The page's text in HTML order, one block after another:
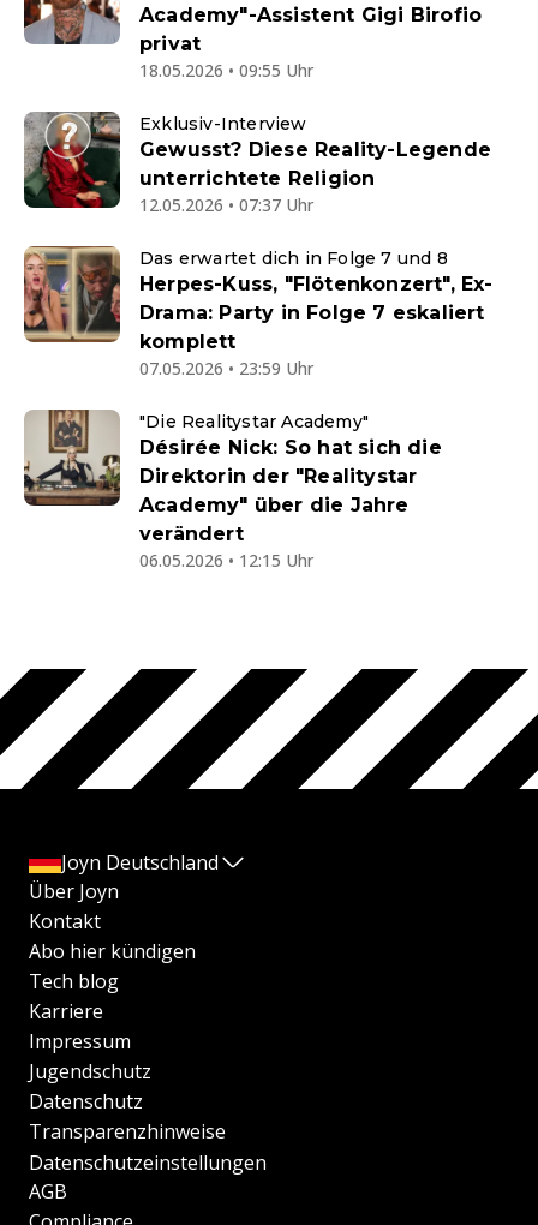
Academy"-Assistent Gigi Birofio
privat
18.05.2026 • 09:55 Uhr
Exklusiv-Interview
Gewusst? Diese Reality-Legende
unterrichtete Religion
12.05.2026 • 07:37 Uhr
Das erwartet dich in Folge 7 und 8
Herpes-Kuss, "Flötenkonzert", Ex-
Drama: Party in Folge 7 eskaliert
komplett
07.05.2026 • 23:59 Uhr
"Die Realitystar Academy"
Désirée Nick: So hat sich die
Direktorin der "Realitystar
Academy" über die Jahre
verändert
06.05.2026 • 12:15 Uhr
Joyn Deutschland
Über Joyn
Kontakt
Abo hier kündigen
Tech blog
Karriere
Impressum
Jugendschutz
Datenschutz
Transparenzhinweise
Datenschutzeinstellungen
AGB